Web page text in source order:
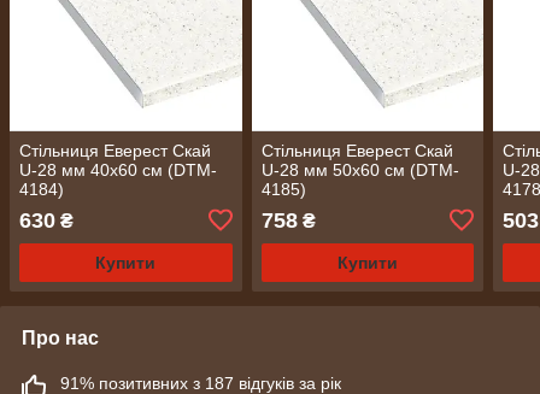
Стільниця Еверест Скай
U-28 мм 40х60 см (DTM-
4184)
630 ₴
Купити
Стільниця Еверест Скай
U-28 мм 50х60 см (DTM-
4185)
758₴
Купити
U-
503
Про нас
91% позитивних з 187 відгуків за рік